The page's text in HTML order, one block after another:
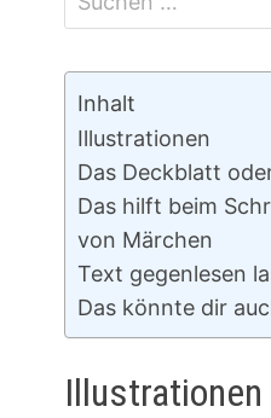
Inhalt
Illustrationen
Das Deckblatt
Das hilft beim
von Märchen
Text gegenlesen
Das könnte dir
Illustrationen